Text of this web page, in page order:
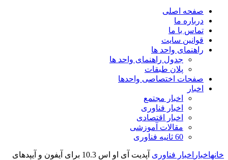
صفحه اصلی
درباره ما
تماس با ما
قوانین سایت
راهنمای واحد ها
جدول راهنمای واحد ها
پلان طبقات
صفحات اختصاصی واحدها
اخبار
اخبار مجتمع
اخبار فناوری
اخبار اقتصادی
مقالات آموزشی
60 ثانیه فناوری
خانهاخبار اخبار فناوری
آپدیت آی او اس 10.3 برای آیفون و آیپدهای